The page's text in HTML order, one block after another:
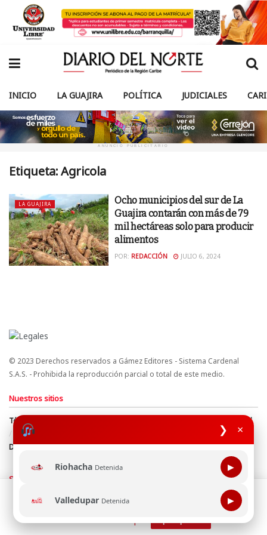
❯ ×
Riohacha Detenida ▶
Valledupar Detenida ▶
INICIO LA GUAJIRA POLÍTICA JUDICIALES
ANUNCIO PUBLICITARIO
Etiqueta:Agricola
LA GUAJIRA
Ocho municipios del sur de La
Guajira contarán con más de 79
mil hectáreas solo para producir
alimentos
POR: REDACCIÓN JULIO 6, 2024
© 2023 Derechos reservados a Gámez Editores - Sistema Cardenal
S.A.S. - Prohibida la reproducción parcial o total de este medio.
Nuestros sitios
Términos y Condiciones
Derechos de Autor y Propiedad Intelectual
Política de uso de cookies
Política de Tratamiento de Datos
Directrices Editoriales
Síguenos
Esta página web usa cookie para mejorar tu experiencia de
navegación, al continuar aceptas nuestra política de uso de